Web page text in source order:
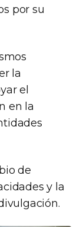
por su
la
el
en la
de
y la